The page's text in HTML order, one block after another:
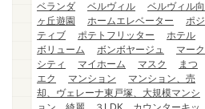
ベランダ
ベルヴィル
ベルヴィル向
ヶ丘遊園
ホームエレベーター
ポジ
ティブ
ポテトフリッター
ホテル
ボリューム
ボンボヤージュ
マーク
シティ
マイホーム マスク
まつ
エク
マンション
マンション、売
却、ヴェレーナ東戸塚、大規模マンシ